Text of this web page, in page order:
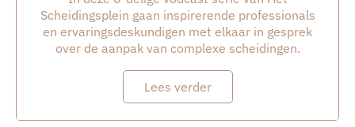
Scheidingsplein gaan inspirerende professionals
en ervaringsdeskundigen met elkaar in gesprek
over de aanpak van complexe scheidingen.
Lees verder